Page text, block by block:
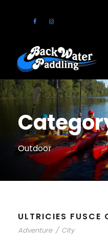
Outdoor
ULTRICIES FUSCE
Adventure / City